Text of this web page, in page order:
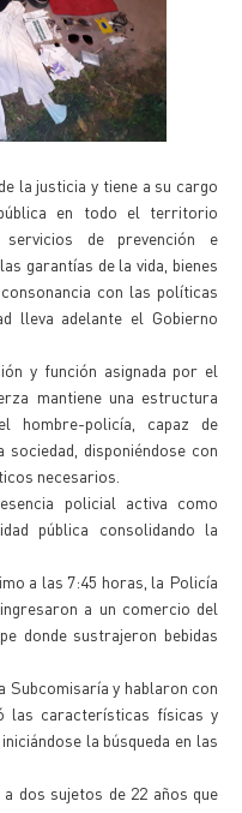
la justicia y tiene a su cargo
en todo el territorio
servicios de prevención e
garantías de la vida, bienes
con las políticas
lleva adelante el Gobierno
y función asignada por el
mantiene una estructura
hombre-policía, capaz de
disponiéndose con
necesarios.
policial activa como
pública consolidando la
a las 7:45 horas, la Policía
a un comercio del
donde sustrajeron bebidas
Subcomisaría y hablaron con
las características físicas y
la búsqueda en las
dos sujetos de 22 años que